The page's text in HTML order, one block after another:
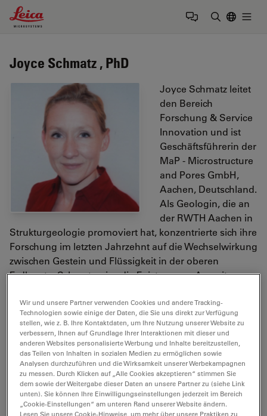
Leica Microsystems Logo
Joyce Schmatz , PhD
Joyce Schmatz leitet
den Bereich
Forschung & Service
Innovation und ist
Geschäftsführerin der
MaP - Microstructure
and Pores GmbH,
Aachen, Deutschland.
Als Geologin, die an
der RWTH Aachen in
Strukturgeologie promoviert hat, konzentrierte sich ihre
Forschung im letzten Jahrzehnt auf die Wechselwirkung
zwischen Gestein und Flüssigkeit in der oberen
Erdkruste. Schmatz wies die Existenz von Asperity-
Zweiphasenströmungsinteraktionen zwischen Sole
und eingeschlossenen Öltröpfchen mittels
hochauflösender Cryo-BIB-SEM-Bildgebung nach. Sie
trägt weiterhin zu einem besseren Verständnis von
Stoffübertragungs- und -transportprozessen bei, um
Vorhersagen über die langfristige Stabilität von
Atommülllagern zu verbessern, sowie zu einem
besseren Verständnis der
Wir und unsere Partner verwenden Cookies und andere Tracking-
Technologien sowie einige der Daten, die Sie uns direkt zur Verfügung
stellen, wie z. B. Ihre Kontaktdaten, um Ihre Nutzung unserer Website zu
verbessern, Ihnen auf Grundlage Ihrer Interaktionen mit dieser und
anderen Websites personalisierte Werbung und Inhalte bereitzustellen,
das Teilen von Inhalten in sozialen Medien zu ermöglichen sowie
Analysen durchzuführen und die Wirksamkeit unserer Werbekampagnen
zu messen. Durch Klicken auf „Alle Cookies akzeptieren“ stimmen Sie
dem sowie der Weitergabe dieser Daten an unsere Partner zu (siehe Link
unten). Sie können Ihre Einwilligungseinstellungen jederzeit im Bereich
„Cookie-Einstellungen“ am unteren Rand unserer Website ändern.
Lesen Sie unsere Cookie-Hinweise, um mehr über unsere Praktiken zu